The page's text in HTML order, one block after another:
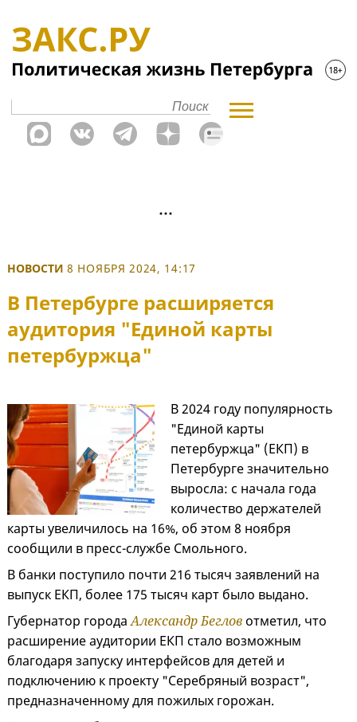
НОВОСТИ 8 НОЯБРЯ 2024, 14:17
В Петербурге расширяется
аудитория "Единой карты
петербуржца"
В 2024 году популярность
"Единой карты
петербуржца" (ЕКП) в
Петербурге значительно
выросла: с начала года
количество держателей
карты увеличилось на 16%, об этом 8 ноября
сообщили в пресс-службе Смольного.
В банки поступило почти 216 тысяч заявлений на
выпуск ЕКП, более 175 тысяч карт было выдано.
Губернатор городаАлександр Беглов отметил, что
расширение аудитории ЕКП стало возможным
благодаря запуску интерфейсов для детей и
подключению к проекту "Серебряный возраст",
предназначенному для пожилых горожан.